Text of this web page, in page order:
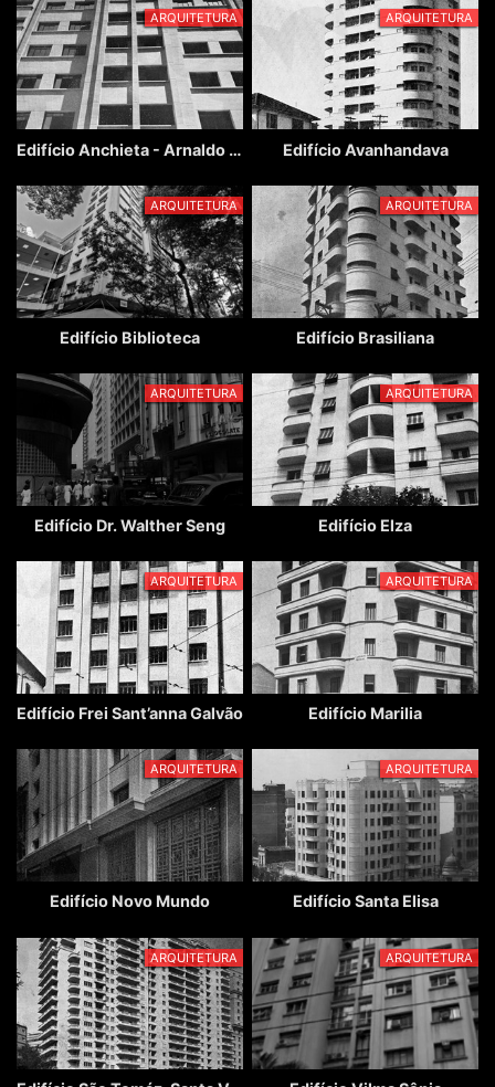
ARQUITETURA
Edifício Anchieta - Arnaldo Maia Lello
ARQUITETURA
Edifício Avanhandava
ARQUITETURA
Edifício Biblioteca
ARQUITETURA
Edifício Brasiliana
ARQUITETURA
Edifício Dr. Walther Seng
ARQUITETURA
Edifício Elza
ARQUITETURA
Edifício Frei Sant’anna Galvão
ARQUITETURA
Edifício Marilia
ARQUITETURA
Edifício Novo Mundo
ARQUITETURA
Edifício Santa Elisa
ARQUITETURA ARQUITETURA